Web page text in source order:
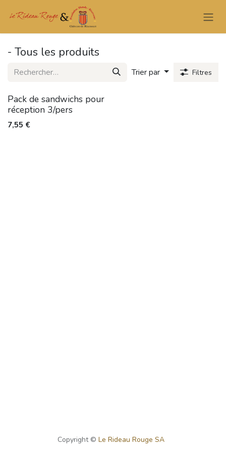
- Tous les produits
Trier par Filtres
Pack de sandwichs pour
réception 3/pers
7,55 €
Copyright © Le Rideau Rouge SA